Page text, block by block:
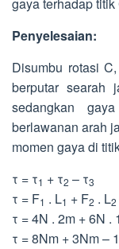
gaya terhadap
Penyelesaian:
Disumbu rotasi
berputar searah
sedangkan
berlawanan arah
momen gaya di
τ = τ1 + τ2 – τ3
τ = F1 . L1 + F2 . L2
τ = 4N . 2m + 6N .
τ = 8Nm + 3Nm –